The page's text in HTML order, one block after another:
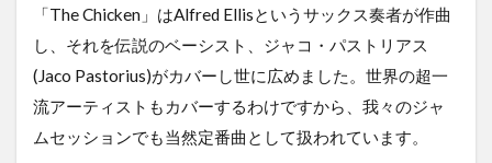
「The Chicken」はAlfred Ellisというサックス奏者が作曲
し、それを伝説のベーシスト、ジャコ・パストリアス
(Jaco Pastorius)がカバーし世に広めました。世界の超一
流アーティストもカバーするわけですから、我々のジャ
ムセッションでも当然定番曲として扱われています。